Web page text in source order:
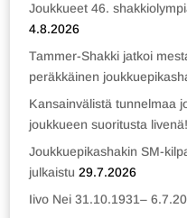
Joukkueet 46.
4.8.2026
Tammer-Shakki jatkoi
peräkkäinen
Kansainvälistä tunnelmaa
joukkueen suoritusta livenä!
Joukkuepikashakin SM-
julkaistu 29.7.2026
Iivo Nei 31.10.1931–